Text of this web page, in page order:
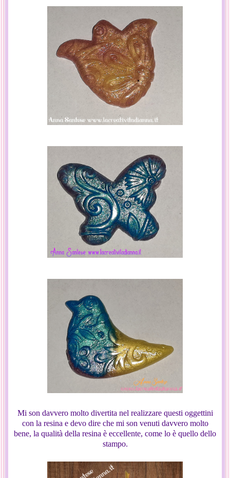
Mi son davvero molto divertita nel realizzare questi oggettini
con la resina e devo dire che mi son venuti davvero molto
bene, la qualità della resina è eccellente, come lo è quello dello
stampo.